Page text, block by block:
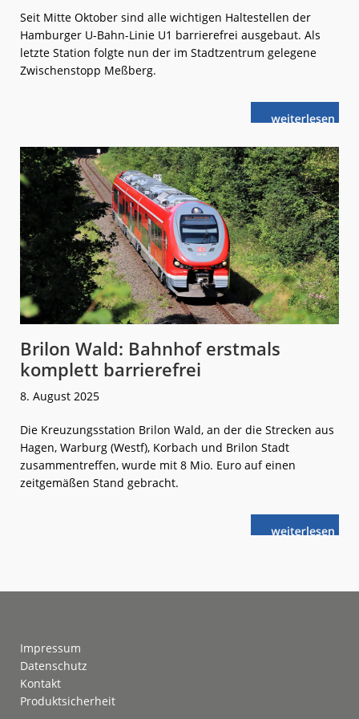
Seit Mitte Oktober sind alle wichtigen Haltestellen der
Hamburger U-Bahn-Linie U1 barrierefrei ausgebaut. Als
letzte Station folgte nun der im Stadtzentrum gelegene
Zwischenstopp Meßberg.
weiterlese
nHamburg:
barrierefrei
Brilon Wald: Bahnhof erstmals
komplett barrierefrei
8. August 2025
Die Kreuzungsstation Brilon Wald, an der die Strecken aus
Hagen, Warburg (Westf), Korbach und Brilon Stadt
zusammentreffen, wurde mit 8 Mio. Euro auf einen
zeitgemäßen Stand gebracht.
weiterlese
nBrilon
Impressum
Datenschutz
Kontakt
Produktsicherheit